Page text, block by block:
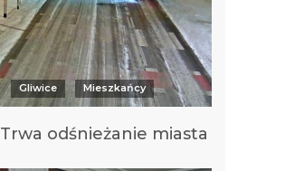
Gliwice Mieszkańcy
Trwa odśnieżanie miasta